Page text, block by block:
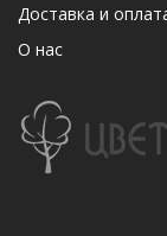
Доставка и
О нас